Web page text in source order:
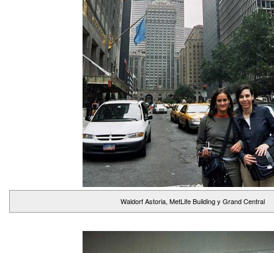
Waldorf Astoria, MetLife Building y Grand Central